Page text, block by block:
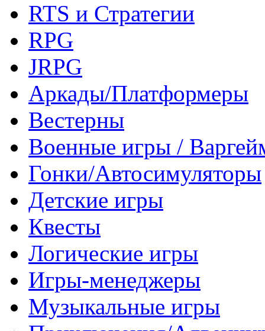
RTS и Стратегии
RPG
JRPG
Аркады/Платформеры
Вестерны
Военные игры /
Гонки/Автосимуляторы
Детские игры
Квесты
Логические игры
Игры-менеджеры
Музыкальные игры